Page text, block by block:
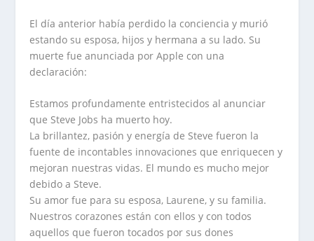
El día anterior había perdido la conciencia y murió
estando su esposa, hijos y hermana a su lado. Su
muerte fue anunciada por Apple con una
declaración:
Estamos profundamente entristecidos al anunciar
que Steve Jobs ha muerto hoy.
La brillantez, pasión y energía de Steve fueron la
fuente de incontables innovaciones que enriquecen y
mejoran nuestras vidas. El mundo es mucho mejor
debido a Steve.
Su amor fue para su esposa, Laurene, y su familia.
Nuestros corazones están con ellos y con todos
aquellos que fueron tocados por sus dones